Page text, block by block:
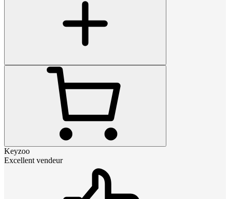
Keyzoo
Excellent vendeur